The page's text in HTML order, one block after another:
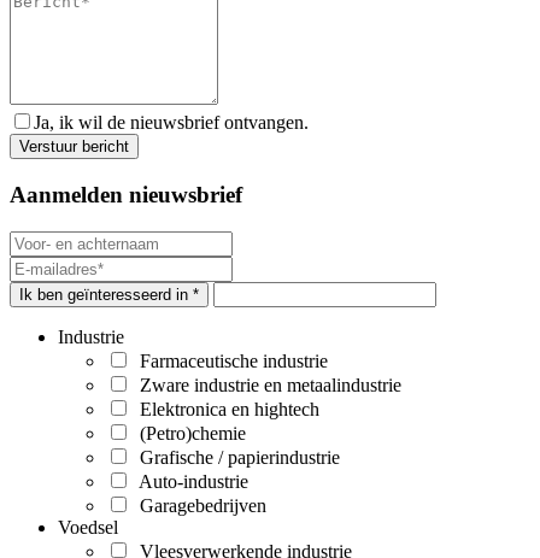
Ja, ik wil de nieuwsbrief ontvangen.
Aanmelden nieuwsbrief
Ik ben geïnteresseerd in *
Industrie
Farmaceutische industrie
Zware industrie en metaalindustrie
Elektronica en hightech
(Petro)chemie
Grafische / papierindustrie
Auto-industrie
Garagebedrijven
Voedsel
Vleesverwerkende industrie